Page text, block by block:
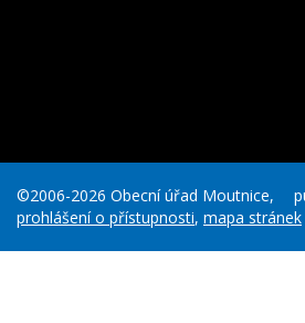
©2006-2026 Obecní úřad Moutnice,
prohlášení o přístupnosti, mapa stránek